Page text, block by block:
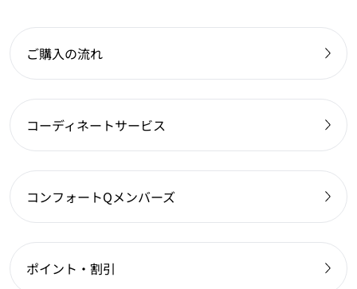
ご購入の流れ
コーディネートサービス
コンフォートQメンバーズ
ポイント・割引